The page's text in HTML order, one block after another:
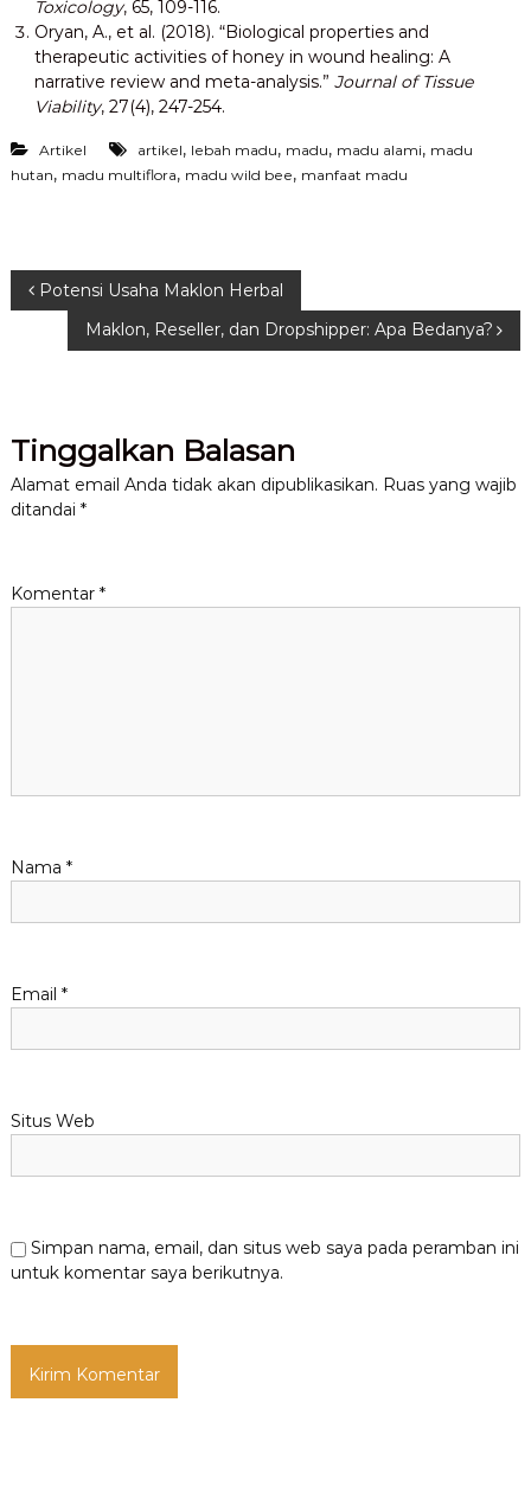
Toxicology, 65, 109-116.
Oryan, A., et al. (2018). “Biological properties and
therapeutic activities of honey in wound healing: A
narrative review and meta-analysis.” Journal of Tissue
Viability, 27(4), 247-254.
Artikel artikel, lebah madu, madu, madu alami, madu
hutan, madu multiflora, madu wild bee, manfaat madu
N
i
g
s
Potensi Usaha Maklon Herbal
Maklon, Reseller, dan Dropshipper: Apa Bedanya?
Tinggalkan Balasan
Alamat email Anda tidak akan dipublikasikan. Ruas yang wajib
ditandai *
Komentar *
Nama *
Email *
Situs Web
Simpan nama, email, dan situs web saya pada peramban ini
untuk komentar saya berikutnya.